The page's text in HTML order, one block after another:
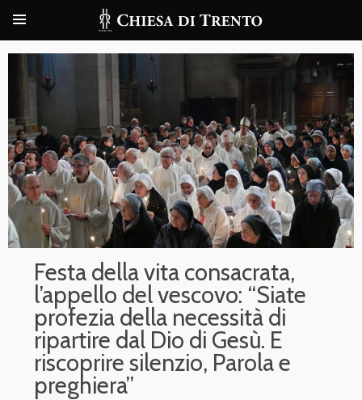
Festa della vita consacrata,
l’appello del vescovo: “Siate
profezia della necessità di
ripartire dal Dio di Gesù. E
riscoprire silenzio, Parola e
preghiera”